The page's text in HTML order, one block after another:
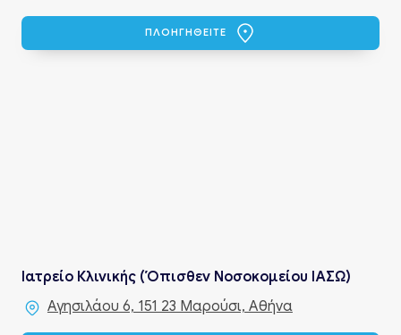
ΠΛΟΗΓΗΘΕΙΤΕ
Ιατρείο Κλινικής (Όπισθεν Νοσοκομείου ΙΑΣΩ)
Αγησιλάου 6, 151 23 Μαρούσι, Αθήνα